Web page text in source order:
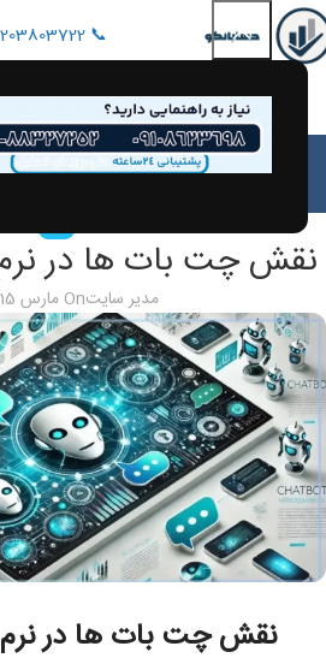
📞 09203803722
بلاگ
نقش چت بات‌ ها در نرم‌
مدیر سایتOn مارس 15, 2025
نقش چت بات‌ ها در نرم‌